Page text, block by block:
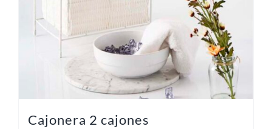
Cajonera 2 cajones